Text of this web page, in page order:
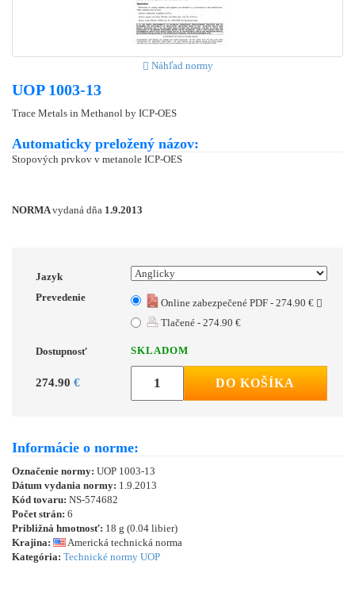
Náhľad normy
UOP 1003-13
Trace Metals in Methanol by ICP-OES
Automaticky preložený názov:
Stopových prvkov v metanole ICP-OES
NORMAvydaná dňa 1.9.2013
Jazyk
Prevedenie
Online zabezpečené PDF - 274.90 €
Tlačené - 274.90 €
Dostupnosť SKLADOM
274.90 € DO KOŠÍKA
Informácie o norme:
Označenie normy: UOP 1003-13
Dátum vydania normy: 1.9.2013
Kód tovaru: NS-574682
Počet strán: 6
Približná hmotnosť: 18 g (0.04 libier)
Krajina:
Americká technická norma
Kategória: Technické normy UOP